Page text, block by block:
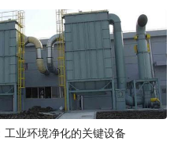
工业环境净化的关键设备